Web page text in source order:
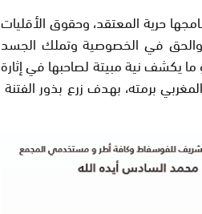
حرية المعتقد، وحقوق الأقليات
والحق في الخصوصية وتملك الجسد
ما يكشف نية مبيتة لصاحبها في إثارة
برمته، بهدف زرع بذور الفتنة